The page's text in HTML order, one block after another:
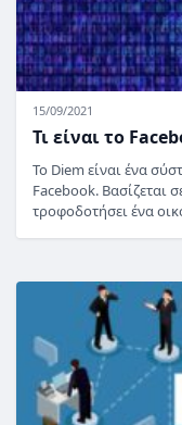
15/09/2021
Τι είναι το
Το Diem είναι ένα
Facebook. Βασίζεται
τροφοδοτήσει ένα